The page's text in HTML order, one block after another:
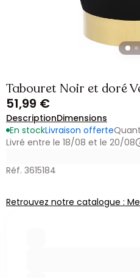
Tabouret Noir et doré
51,99 €
DescriptionDimensions
En stockLivraison offerte
Livré entre le 18/08 et le 20/08
Réf. 3615184
Retrouvez notre catalogue :